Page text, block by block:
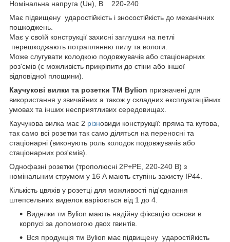
Номінальна напруга (Uн), В 220-240
Має підвищену ударостійкість і зносостійкість до механічних
пошкоджень.
Має у своїй конструкції захисні заглушки на петлі
перешкоджають потраплянню пилу та вологи.
Може слугувати колодкою подовжувачів або стаціонарних
роз'ємів (є можливість прикріпити до стіни або іншої
відповідної площини).
Каучукові вилки та розетки ТМ Bylion призначені для
використання у звичайних а також у складних експлуатаційних
умовах та інших несприятливих середовищах.
Каучукова вилка має 2 різновиди конструкції: пряма та кутова,
так само всі розетки так само діляться на переносні та
стаціонарні (виконують роль колодок подовжувачів або
стаціонарних роз'ємів).
Однофазні розетки (трополюсні 2P+PE, 220-240 В) з
номінальним струмом у 16 А мають ступінь захисту IP44.
Кількість цвяхів у розетці для можливості під'єднання
штепсельних виделок варіюється від 1 до 4.
Виделки тм Bylion мають надійну фіксацію основи в
корпусі за допомогою двох гвинтів.
Вся продукція тм Bylion має підвищену ударостійкість